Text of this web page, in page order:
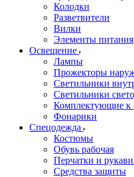
Колодки
Разветвители
Вилки
Элементы питания
Освещение
Лампы
Прожекторы
Светильники
Светильники
Комплектующие к
Фонарики
Спецодежда
Костюмы
Обувь рабочая
Перчатки и
Средства защиты